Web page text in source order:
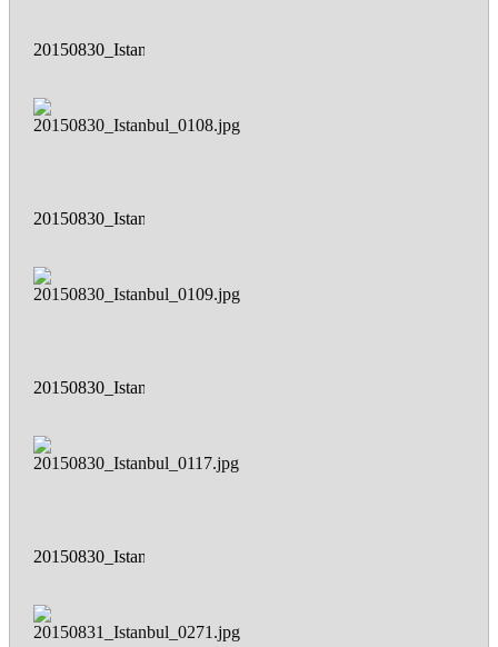
20150830_Istanbul_0106.jpg
20150830_Istanbul_0108.jpg
20150830_Istanbul_0109.jpg
20150830_Istanbul_0117.jpg